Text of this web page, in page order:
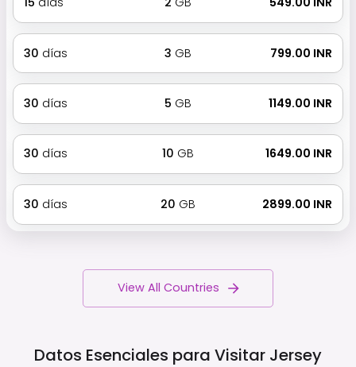
30 días 3 GB ₹ 799.00 INR
30 días 5 GB ₹ 1149.00 INR
30 días 10 GB ₹ 1649.00 INR
30 días 20 GB ₹ 2899.00 INR
View All Countries
Datos Esenciales para Visitar Jersey